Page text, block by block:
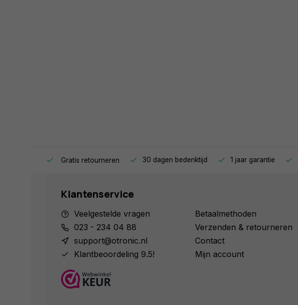
Gratis retourneren 30 dagen bedenktijd 1 jaar garantie
Klantenservice
Veelgestelde vragen
023 - 234 04 88
support@otronic.nl
Klantbeoordeling 9.5!
Betaalmethoden
Verzenden & retourneren
Contact
Mijn account